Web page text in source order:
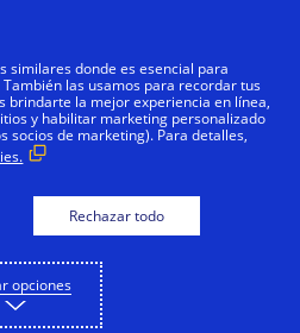
DE PRENSA
de los
allá de las
similares donde es esencial para
las usamos para recordar tus
brindarte la mejor experiencia en línea,
y habilitar marketing personalizado
socios de marketing). Para detalles,
Rechazar todo
opciones